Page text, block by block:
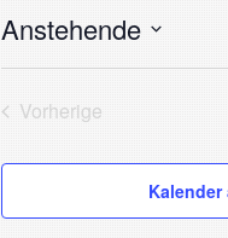
Anstehende
Vorherige